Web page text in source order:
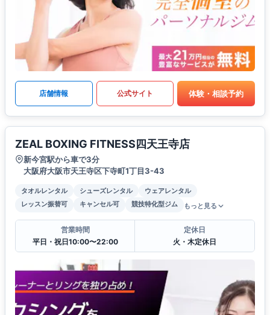
店舗情報 公式サイト 体験・相談予約
ZEAL BOXING FITNESS四天王寺店
新今宮駅から車で3分
大阪府大阪市天王寺区下寺町1丁目3-43
タオルレンタル シューズレンタル
ウェアレンタル
レッスン振替可
キャンセル可 競技特化型ジム もっと見る
営業時間
平日・祝日10:00〜22:00
定休日
火・木定休日